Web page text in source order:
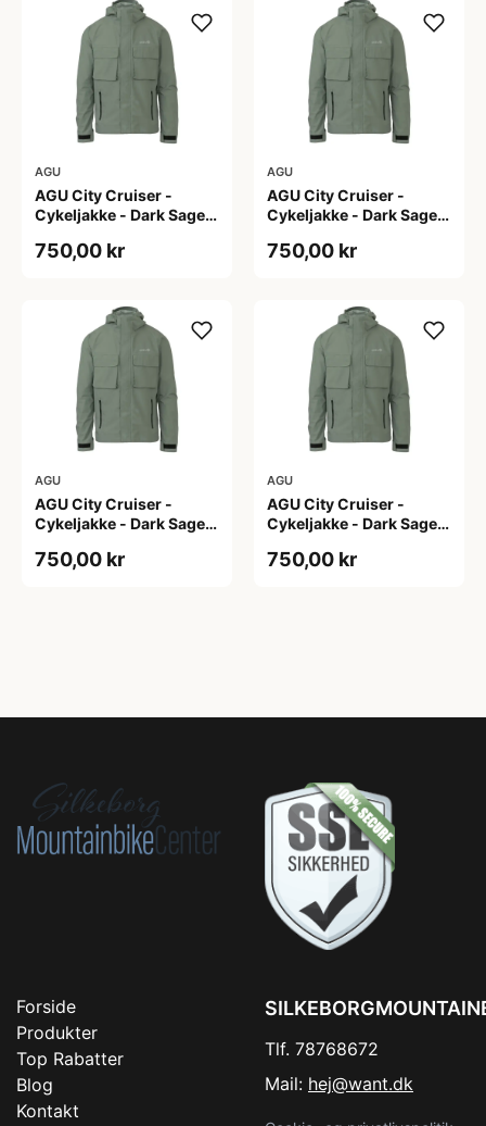
AGU
AGU City Cruiser -
Cykeljakke - Dark Sage -
750,00 kr
AGU
AGU City Cruiser -
Cykeljakke - Dark Sage -
750,00 kr
AGU
AGU City Cruiser -
Cykeljakke - Dark Sage -
750,00 kr
AGU
AGU City Cruiser -
Cykeljakke - Dark Sage -
750,00 kr
Forside
Produkter
Top Rabatter
Blog
Kontakt
Tlf. 78768672
Mail: hej@want.dk